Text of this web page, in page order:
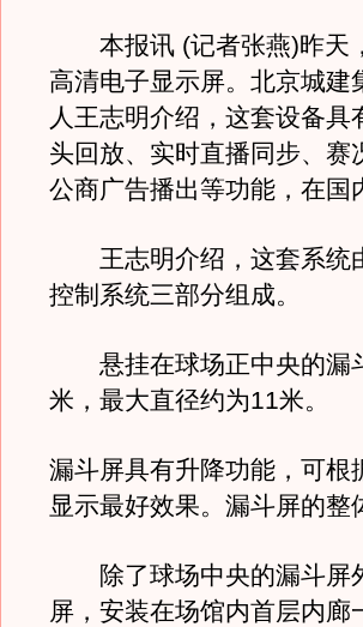
本报讯 (记者张燕)昨天
高清电子显示屏。北京城
人王志明介绍，这套设备
头回放、实时直播同步、
公商广告播出等功能，在国
王志明介绍，这套系统
控制系统三部分组成。
悬挂在球场正中央的漏
米，最大直径约为11米。
漏斗屏具有升降功能，可
显示最好效果。漏斗屏的整
除了球场中央的漏斗屏
屏，安装在场馆内首层内